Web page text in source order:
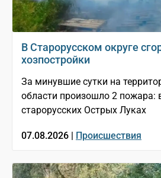
В Старорусском округе
хозпостройки
За минувшие сутки на
области произошло 2 пожара:
старорусских Острых Луках
07.08.2026 | Происшествия